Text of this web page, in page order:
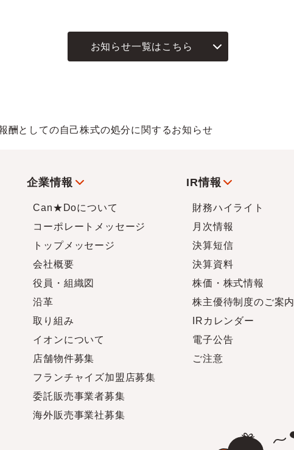
お知らせ一覧はこちら
酬としての自己株式の処分に関するお知らせ
企業情報
Can★Doについて
コーポレートメッセージ
トップメッセージ
会社概要
役員・組織図
沿革
取り組み
イオンについて
店舗物件募集
フランチャイズ加盟店募集
委託販売事業者募集
海外販売事業社募集
IR情報
財務ハイライト
月次情報
決算短信
決算資料
株価・株式情報
株主優待制度のご案内
IRカレンダー
電子公告
ご注意